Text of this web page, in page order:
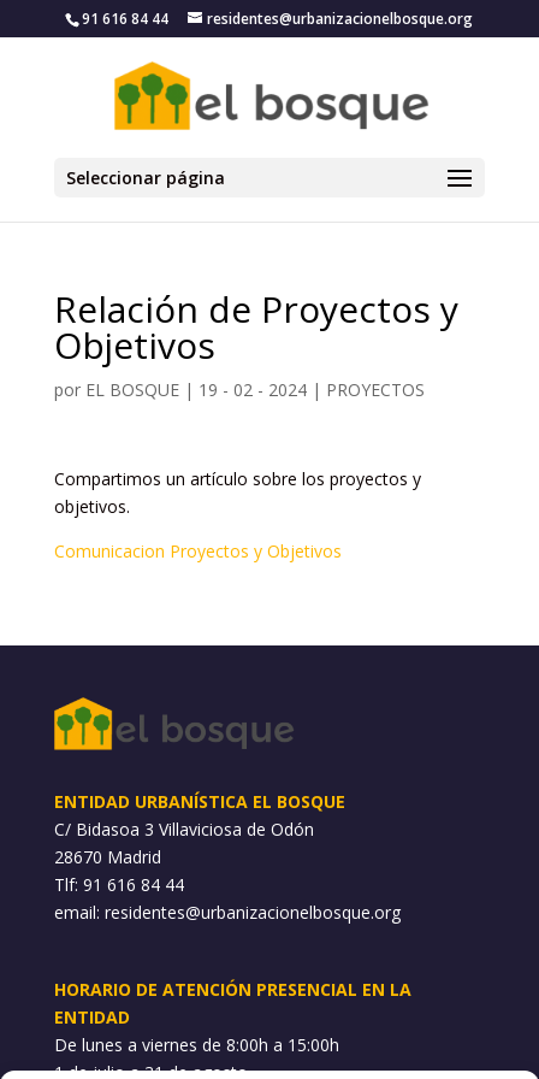
91 616 84 44 residentes@urbanizacionelbosque.org
Seleccionar página
Relación de Proyectos y
Objetivos
por EL BOSQUE| 19 - 02 - 2024| PROYECTOS
Compartimos un artículo sobre los proyectos y
objetivos.
Comunicacion Proyectos y Objetivos
ENTIDAD URBANÍSTICA EL BOSQUE
C/ Bidasoa 3 Villaviciosa de Odón
28670 Madrid
Tlf: 91 616 84 44
email: residentes@urbanizacionelbosque.org
HORARIO DE ATENCIÓN PRESENCIAL EN LA
ENTIDAD
De lunes a viernes de 8:00h a 15:00h
1 de julio a 31 de agosto